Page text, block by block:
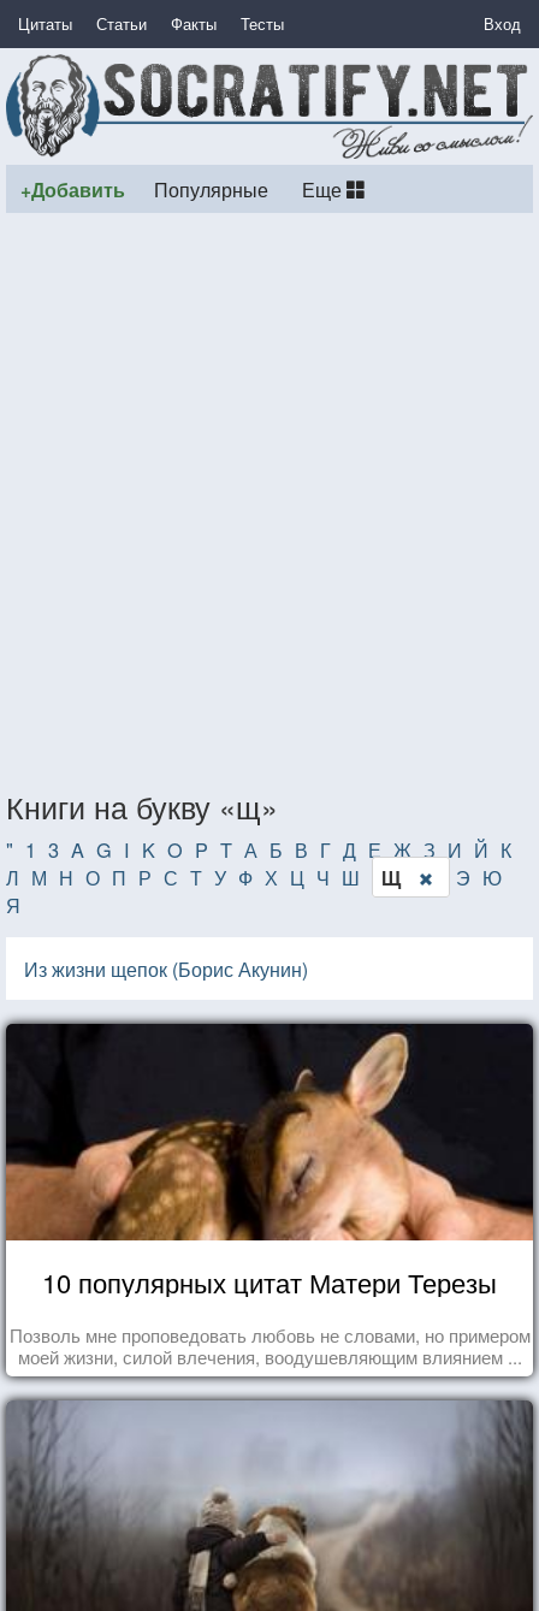
Цитаты Статьи Факты Тесты Вход
+Добавить Популярные Еще
Книги на букву «щ»
" 1 3 A G I K O P T А Б В Г Д Е Ж З И Й К
Л М Н О П Р С Т У Ф Х Ц Ч Ш Щ Э Ю
Я
Из жизни щепок (Борис Акунин)
10 популярных цитат Матери Терезы
Позволь мне проповедовать любовь не словами, но примером
моей жизни, силой влечения, воодушевляющим влиянием ...